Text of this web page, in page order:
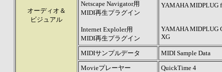
オーディオ＆
ビジュアル
Netscape Navigator用
MIDI再生プラグイン
Internet Exploler用
MIDI再生プラグイン
YAMAHA MIDPLUG
YAMAHA MIDPLUG
XG
MIDIサンプルデータ
MIDI Sample Data
Movieプレーヤー
QuickTime 4